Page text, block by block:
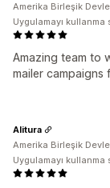
Amazing team to
mailer campaigns
Amerika Birleşik
Uygulamayı kullanma
Alitura
Amerika Birleşik
Uygulamayı kullanma